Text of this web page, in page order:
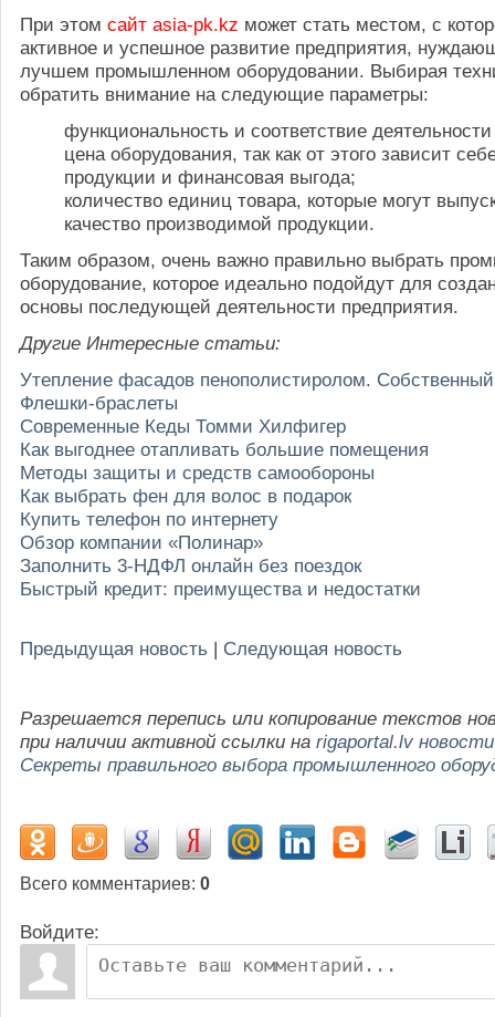
При этом сайт asia-pk.kz может стать местом, с
активное и успешное развитие предприятия,
лучшем промышленном оборудовании. Выбирая
обратить внимание на следующие параметры:
функциональность и соответствие
цена оборудования, так как от этого зависит
продукции и финансовая выгода;
количество единиц товара, которые могут
качество производимой продукции.
Таким образом, очень важно правильно выбрать
оборудование, которое идеально подойдут для
основы последующей деятельности предприятия.
Другие Интересные статьи:
Утепление фасадов пенополистиролом.
Флешки-браслеты
Современные Кеды Томми Хилфигер
Как выгоднее отапливать большие помещения
Методы защиты и средств самообороны
Как выбрать фен для волос в подарок
Купить телефон по интернету
Обзор компании «Полинар»
Заполнить 3-НДФЛ онлайн без поездок
Быстрый кредит: преимущества и недостатки
Предыдущая новость | Следующая новость
Разрешается перепись или копирование текстов
при наличии активной ссылки на rigaportal.lv новости
Секреты правильного выбора промышленного
Всего комментариев: 0
Войдите: